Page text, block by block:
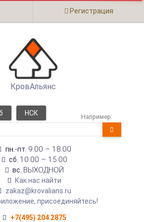
Регистрация
КровАльянс
НСК Например:
пн.-пт. 9:00 – 18:00
сб. 10:00 – 15:00
вс. ВЫХОДНОЙ
Как нас найти
zakaz@krovalians.ru
присоединяйтесь!
+7(495) 204 2875